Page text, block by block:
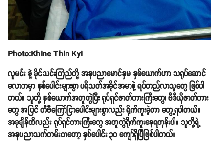
Photo:Khine Thin Kyi
လူမင်း နဲ့ ခိုင်သင်းကြည်တို့ အနုပညာမောင်နှမ နှစ်ယောက်ဟာ သရုပ်ဆောင်
လောကမှာ နှစ်ပေါင်းများစွာ ပရိသတ်အခိုင်အမာနဲ့ ရပ်တည်လာသူတွေ ဖြစ်ပါ
တယ်။ သူတို့ နှစ်ယောက်အတူတွဲပြီး ရုပ်ရှင်ဇာတ်ကားကြီးတွေ၊ ဗီဒီယိုဇာတ်ကား
တွေ အပြင် တီဗီကြော်ငြာပေါင်းများစွာလည်း ရိုက်ကူးခဲ့တာ တွေ့ရပါတယ်။
အခုချိန်ထိလည်း ရုပ်ရှင်ကားကြီးတွေ အတူတွဲရိုက်ကူးနေရတုန်းပါ။ သူတို့ရဲ့
အနုပညာသက်တမ်းကတော့ နှစ်ပေါင်း ၃၀ ကျော်ရှိပြီဖြစ်ပါတယ်။